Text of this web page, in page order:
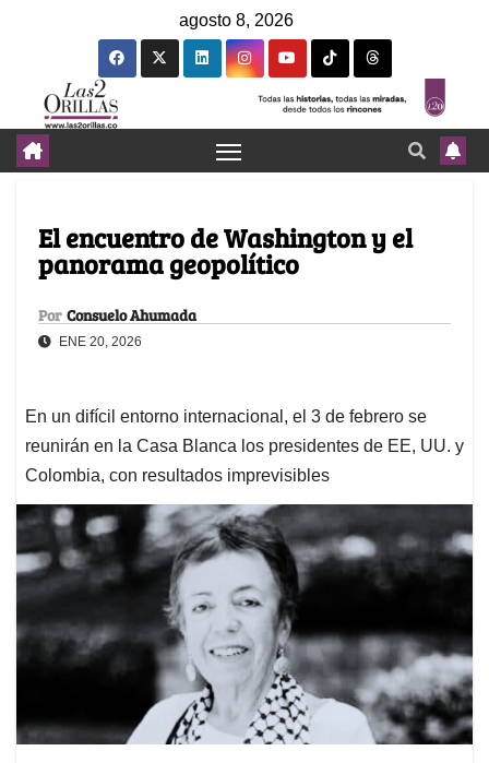
agosto 8, 2026
El encuentro de Washington y el
panorama geopolítico
Por Consuelo Ahumada
ENE 20, 2026
En un difícil entorno internacional, el 3 de febrero se
reunirán en la Casa Blanca los presidentes de EE, UU. y
Colombia, con resultados imprevisibles